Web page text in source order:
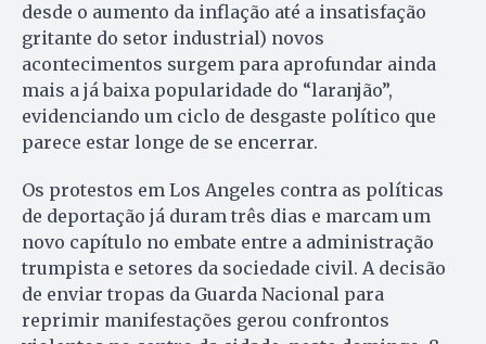
desde o aumento da inflação até a insatisfação
gritante do setor industrial) novos
acontecimentos surgem para aprofundar ainda
mais a já baixa popularidade do “laranjão”,
evidenciando um ciclo de desgaste político que
parece estar longe de se encerrar.
Os protestos em Los Angeles contra as políticas
de deportação já duram três dias e marcam um
novo capítulo no embate entre a administração
trumpista e setores da sociedade civil. A decisão
de enviar tropas da Guarda Nacional para
reprimir manifestações gerou confrontos